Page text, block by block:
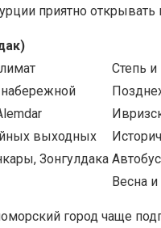
приятно открывать
Степь и
набережной
выходных
Зонгулдака
Весна
город чаще